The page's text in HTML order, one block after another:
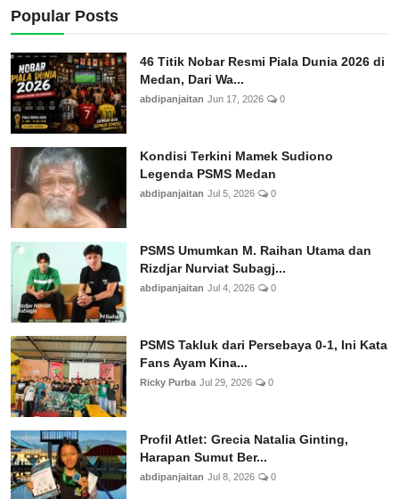
Popular Posts
46 Titik Nobar Resmi Piala Dunia 2026 di
Medan, Dari Wa...
abdipanjaitan Jun 17, 2026 0
Kondisi Terkini Mamek Sudiono
Legenda PSMS Medan
abdipanjaitan Jul 5, 2026 0
PSMS Umumkan M. Raihan Utama dan
Rizdjar Nurviat Subagj...
abdipanjaitan Jul 4, 2026 0
PSMS Takluk dari Persebaya 0-1, Ini Kata
Fans Ayam Kina...
Ricky Purba Jul 29, 2026 0
Profil Atlet: Grecia Natalia Ginting,
Harapan Sumut Ber...
abdipanjaitan Jul 8, 2026 0